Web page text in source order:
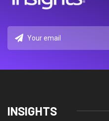
INSIGHTS